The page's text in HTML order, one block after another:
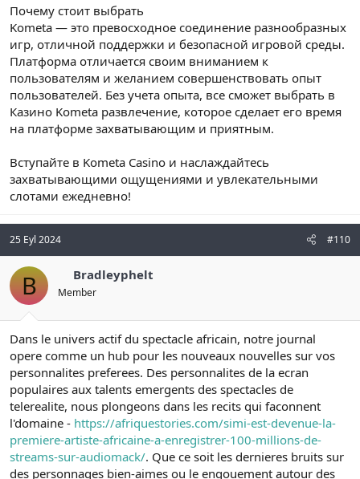
Почему стоит выбрать
Kometa — это превосходное соединение разнообразных
игр, отличной поддержки и безопасной игровой среды.
Платформа отличается своим вниманием к
пользователям и желанием совершенствовать опыт
пользователей. Без учета опыта, все сможет выбрать в
Казино Kometa развлечение, которое сделает его время
на платформе захватывающим и приятным.
Вступайте в Kometa Casino и наслаждайтесь
захватывающими ощущениями и увлекательными
слотами ежедневно!
25 Eyl 2024 #110
B Bradleyphelt
Member
Dans le univers actif du spectacle africain, notre journal
opere comme un hub pour les nouveaux nouvelles sur vos
personnalites preferees. Des personnalites de la ecran
populaires aux talents emergents des spectacles de
telerealite, nous plongeons dans les recits qui faconnent
l'domaine - https://afriquestories.com/simi-est-devenue-la-
premiere-artiste-africaine-a-enregistrer-100-millions-de-
streams-sur-audiomack/. Que ce soit les dernieres bruits sur
des personnages bien-aimes ou le engouement autour des